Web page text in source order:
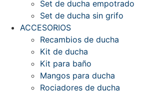
Set de ducha empotrado
Set de ducha sin grifo
ACCESORIOS
Recambios de ducha
Kit de ducha
Kit para baño
Mangos para ducha
Rociadores de ducha